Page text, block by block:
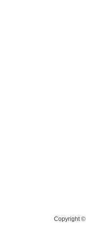
Copyright ©